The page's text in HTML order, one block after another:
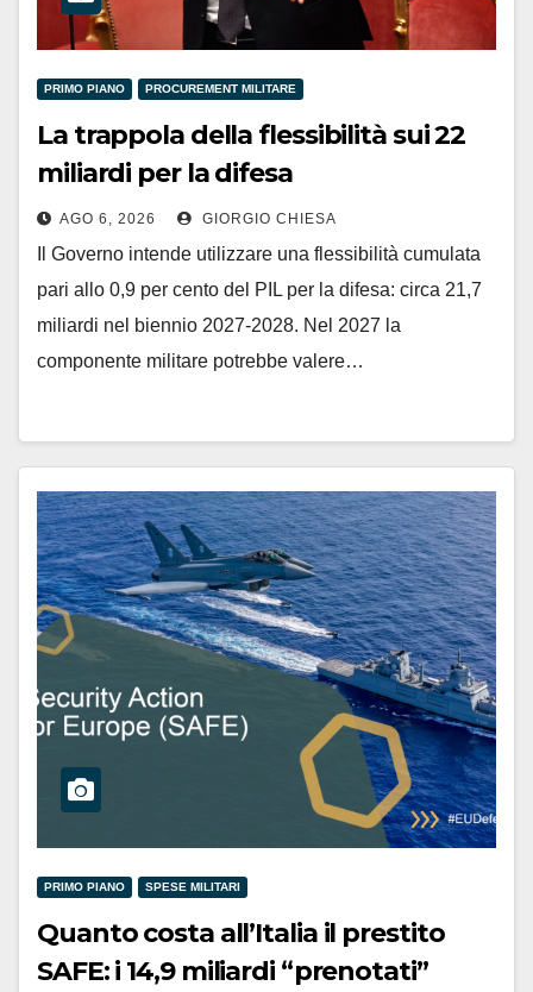
PRIMO PIANO PROCUREMENT MILITARE
La trappola della flessibilità sui 22
miliardi per la difesa
AGO 6, 2026 GIORGIO CHIESA
Il Governo intende utilizzare una flessibilità cumulata
pari allo 0,9 per cento del PIL per la difesa: circa 21,7
miliardi nel biennio 2027-2028. Nel 2027 la
componente militare potrebbe valere…
PRIMO PIANO SPESE MILITARI
Quanto costa all’Italia il prestito
SAFE: i 14,9 miliardi “prenotati”